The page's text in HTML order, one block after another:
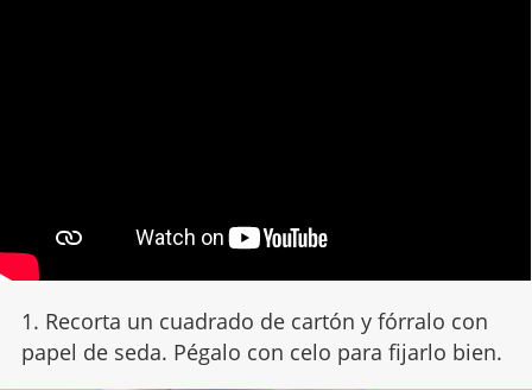
1. Recorta un cuadrado de cartón y fórralo con
papel de seda. Pégalo con celo para fijarlo bien.